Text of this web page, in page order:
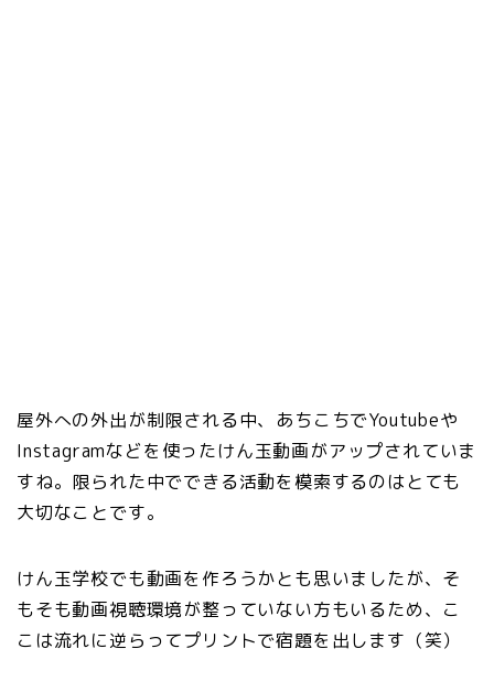
屋外への外出が制限される中、あちこちでYoutubeや
Instagramなどを使ったけん玉動画がアップされていま
すね。限られた中でできる活動を模索するのはとても
大切なことです。
けん玉学校でも動画を作ろうかとも思いましたが、そ
もそも動画視聴環境が整っていない方もいるため、こ
こは流れに逆らってプリントで宿題を出します（笑）